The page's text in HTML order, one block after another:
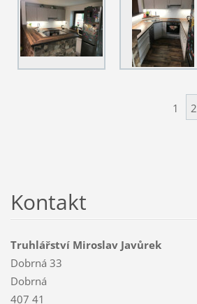
1 2
Kontakt
Truhlářství Miroslav Javůrek
Dobrná 33
Dobrná
407 41